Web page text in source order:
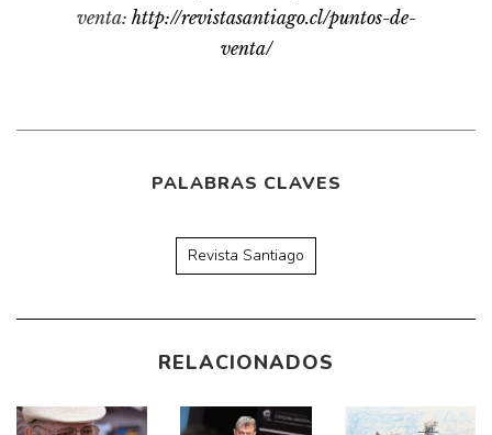
venta: http://revistasantiago.cl/puntos-de-
venta/
PALABRAS CLAVES
Revista Santiago
RELACIONADOS